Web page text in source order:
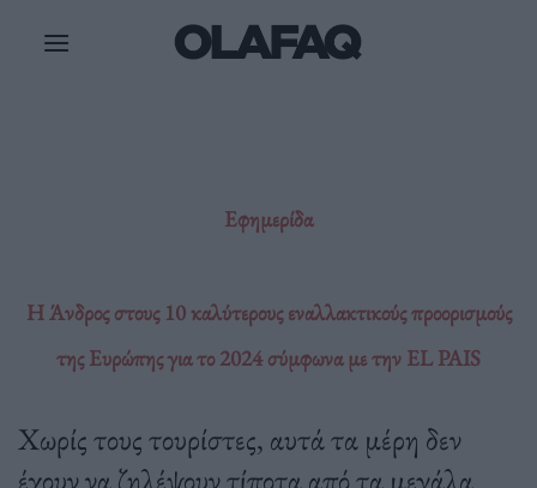
Εφημερίδα
Η Άνδρος στους 10 καλύτερους εναλλακτικούς προορισμούς
της Ευρώπης για το 2024 σύμφωνα με την EL PAIS
Χωρίς τους τουρίστες, αυτά τα μέρη δεν
έχουν να ζηλέψουν τίποτα από τα μεγάλα